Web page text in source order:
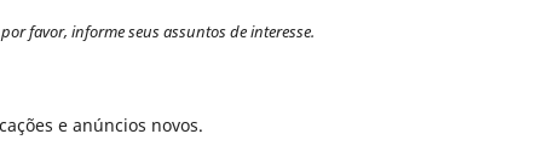
favor, informe seus assuntos de interesse.
e anúncios novos.